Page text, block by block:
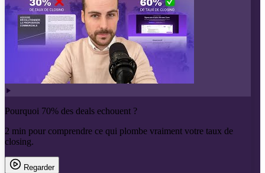
Pourquoi 70% des deals echouent ?
2 min pour comprendre ce qui plombe vraiment votre taux de
closing.
Regarder